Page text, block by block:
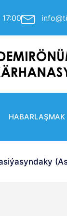
HABARLAŞMAK